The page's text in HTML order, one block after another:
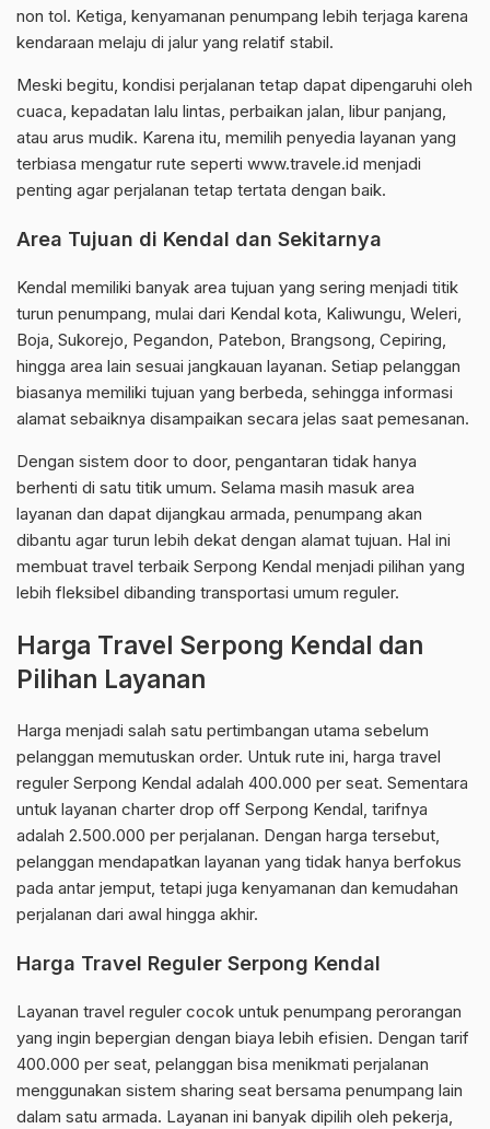
non tol. Ketiga, kenyamanan penumpang lebih terjaga karena
kendaraan melaju di jalur yang relatif stabil.
Meski begitu, kondisi perjalanan tetap dapat dipengaruhi oleh
cuaca, kepadatan lalu lintas, perbaikan jalan, libur panjang,
atau arus mudik. Karena itu, memilih penyedia layanan yang
terbiasa mengatur rute seperti www.travele.id menjadi
penting agar perjalanan tetap tertata dengan baik.
Area Tujuan di Kendal dan Sekitarnya
Kendal memiliki banyak area tujuan yang sering menjadi titik
turun penumpang, mulai dari Kendal kota, Kaliwungu, Weleri,
Boja, Sukorejo, Pegandon, Patebon, Brangsong, Cepiring,
hingga area lain sesuai jangkauan layanan. Setiap pelanggan
biasanya memiliki tujuan yang berbeda, sehingga informasi
alamat sebaiknya disampaikan secara jelas saat pemesanan.
Dengan sistem door to door, pengantaran tidak hanya
berhenti di satu titik umum. Selama masih masuk area
layanan dan dapat dijangkau armada, penumpang akan
dibantu agar turun lebih dekat dengan alamat tujuan. Hal ini
membuat travel terbaik Serpong Kendal menjadi pilihan yang
lebih fleksibel dibanding transportasi umum reguler.
Harga Travel Serpong Kendal dan
Pilihan Layanan
Harga menjadi salah satu pertimbangan utama sebelum
pelanggan memutuskan order. Untuk rute ini, harga travel
reguler Serpong Kendal adalah 400.000 per seat. Sementara
untuk layanan charter drop off Serpong Kendal, tarifnya
adalah 2.500.000 per perjalanan. Dengan harga tersebut,
pelanggan mendapatkan layanan yang tidak hanya berfokus
pada antar jemput, tetapi juga kenyamanan dan kemudahan
perjalanan dari awal hingga akhir.
Harga Travel Reguler Serpong Kendal
Layanan travel reguler cocok untuk penumpang perorangan
yang ingin bepergian dengan biaya lebih efisien. Dengan tarif
400.000 per seat, pelanggan bisa menikmati perjalanan
menggunakan sistem sharing seat bersama penumpang lain
dalam satu armada. Layanan ini banyak dipilih oleh pekerja,